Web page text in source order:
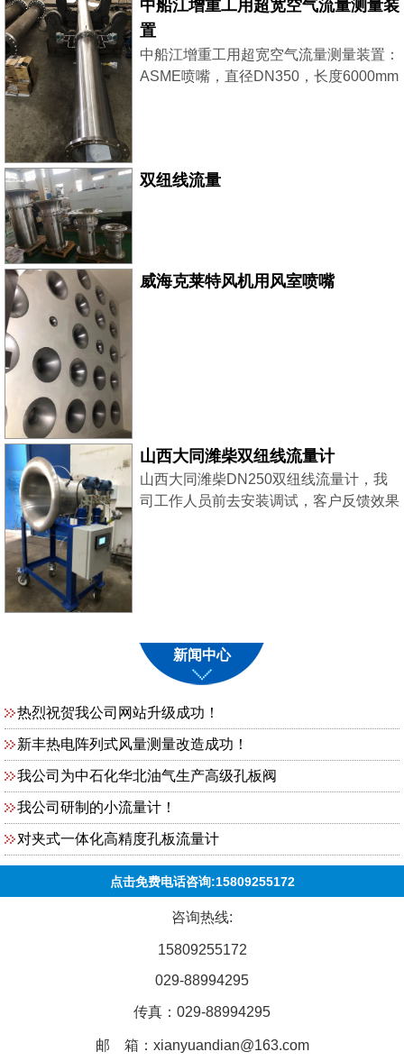
中船江增重工用超宽空气流量测量装
置
中船江增重工用超宽空气流量测量装置：
ASME喷嘴，直径DN350，长度6000mm
双纽线流量
威海克莱特风机用风室喷嘴
山西大同潍柴双纽线流量计
山西大同潍柴DN250双纽线流量计，我
司工作人员前去安装调试，客户反馈效果
新闻中心
热烈祝贺我公司网站升级成功！
新丰热电阵列式风量测量改造成功！
我公司为中石化华北油气生产高级孔板阀
我公司研制的小流量计！
对夹式一体化高精度孔板流量计
点击免费电话咨询:15809255172
咨询热线:
15809255172
029-88994295
传真：029-88994295
邮 箱：xianyuandian@163.com